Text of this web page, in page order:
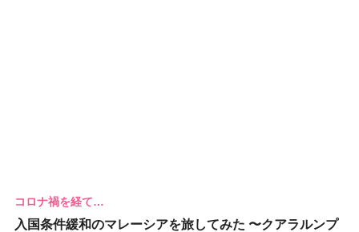
コロナ禍を経て…
入国条件緩和のマレーシアを旅してみた 〜クアラルンプ